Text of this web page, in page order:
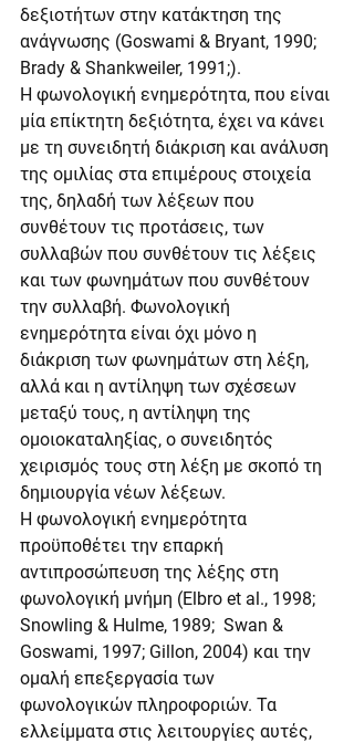
δεξιοτήτων στην κατάκτηση της
ανάγνωσης (Goswami & Bryant, 1990;
Brady & Shankweiler, 1991;).
Η φωνολογική ενημερότητα, που είναι
μία επίκτητη δεξιότητα, έχει να κάνει
με τη συνειδητή διάκριση και ανάλυση
της ομιλίας στα επιμέρους στοιχεία
της, δηλαδή των λέξεων που
συνθέτουν τις προτάσεις, των
συλλαβών που συνθέτουν τις λέξεις
και των φωνημάτων που συνθέτουν
την συλλαβή. Φωνολογική
ενημερότητα είναι όχι μόνο η
διάκριση των φωνημάτων στη λέξη,
αλλά και η αντίληψη των σχέσεων
μεταξύ τους, η αντίληψη της
ομοιοκαταληξίας, ο συνειδητός
χειρισμός τους στη λέξη με σκοπό τη
δημιουργία νέων λέξεων.
Η φωνολογική ενημερότητα
προϋποθέτει την επαρκή
αντιπροσώπευση της λέξης στη
φωνολογική μνήμη (Elbro et al., 1998;
Snowling & Hulme, 1989;  Swan &
Goswami, 1997; Gillon, 2004) και την
ομαλή επεξεργασία των
φωνολογικών πληροφοριών. Τα
ελλείμματα στις λειτουργίες αυτές,